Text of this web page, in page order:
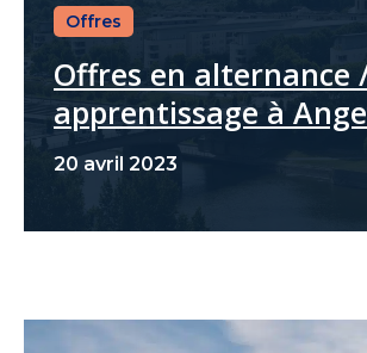
Offres
Offres en alternance
apprentissage à
20 avril 2023